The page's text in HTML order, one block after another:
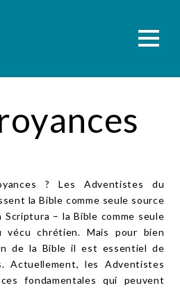
? Les Adventistes du
la Bible comme seule source
Scriptura – la Bible comme seule
chrétien. Mais pour bien
de la Bible il est essentiel de
Actuellement, les Adventistes
fondamentales qui peuvent